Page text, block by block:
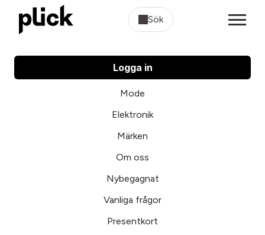
Sök
Logga in
Mode
Elektronik
Märken
Om oss
Nybegagnat
Vanliga frågor
Presentkort